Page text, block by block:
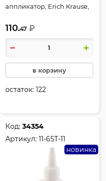
аппликатор, Erich Krause,
110.47 ₽
в корзину
остаток:122
Код:34354
Артикул:11-65Т-11
новинка